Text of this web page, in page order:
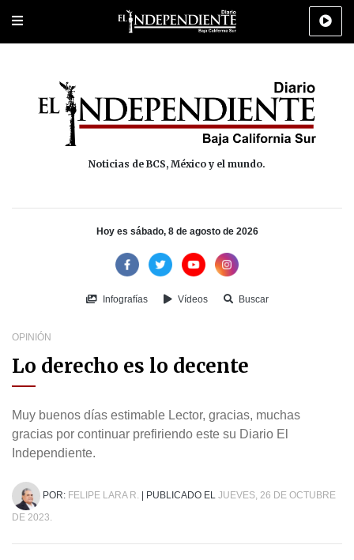
Portada Los Cabos Policiaca Deportes Cultura
Noticias de BCS, México y el mundo.
Hoy es sábado, 8 de agosto de 2026
Infografías Vídeos Buscar
OPINIÓN
Lo derecho es lo decente
Muy buenos días estimable Lector, gracias, muchas
gracias por continuar prefiriendo este su Diario El
Independiente.
POR: FELIPE LARA R. | PUBLICADO EL JUEVES, 26 DE OCTUBRE
DE 2023.